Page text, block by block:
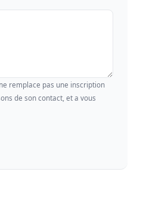
remplace pas une inscription
de son contact, et a vous